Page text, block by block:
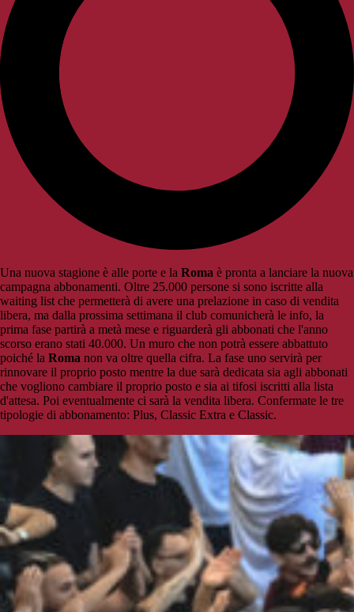
Una nuova stagione è alle porte e la Roma è pronta a lanciare la nuova
campagna abbonamenti. Oltre 25.000 persone si sono iscritte alla
waiting list che permetterà di avere una prelazione in caso di vendita
libera, ma dalla prossima settimana il club comunicherà le info, la
prima fase partirà a metà mese e riguarderà gli abbonati che l'anno
scorso erano stati 40.000. Un muro che non potrà essere abbattuto
poiché la Roma non va oltre quella cifra. La fase uno servirà per
rinnovare il proprio posto mentre la due sarà dedicata sia agli abbonati
che vogliono cambiare il proprio posto e sia ai tifosi iscritti alla lista
d'attesa. Poi eventualmente ci sarà la vendita libera. Confermate le tre
tipologie di abbonamento: Plus, Classic Extra e Classic.